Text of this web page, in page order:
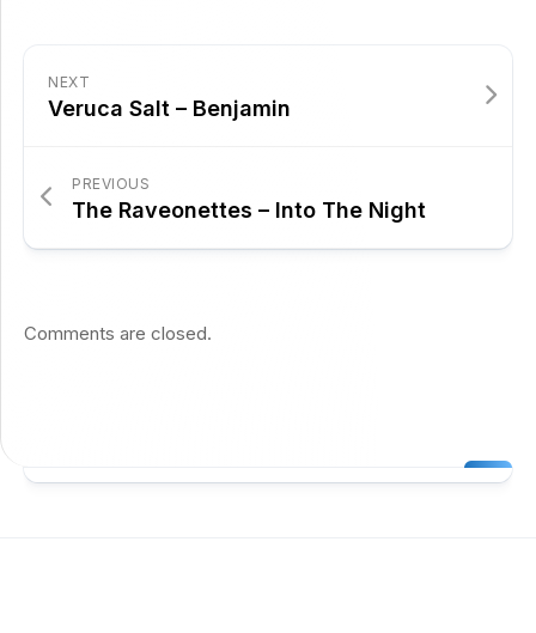
NEXT
Veruca Salt – Benjamin
PREVIOUS
The Raveonettes – Into The Night
Comments are closed.